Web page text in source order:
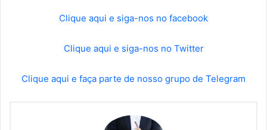
Clique aqui e siga-nos no facebook
Clique aqui e siga-nos no Twitter
Clique aqui e faça parte de nosso grupo de Telegram